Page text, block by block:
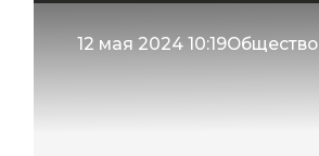
12 мая 2024 10:19Общество